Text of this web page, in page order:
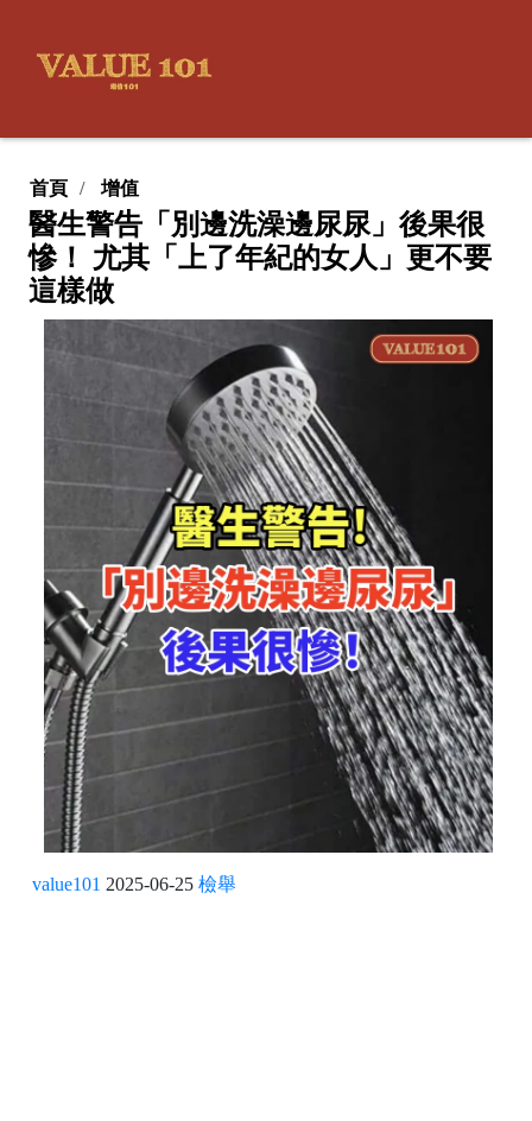
首頁 增值
醫生警告「別邊洗澡邊尿尿」後果很
慘！ 尤其「上了年紀的女人」更不要
這樣做
value101 2025-06-25 檢舉